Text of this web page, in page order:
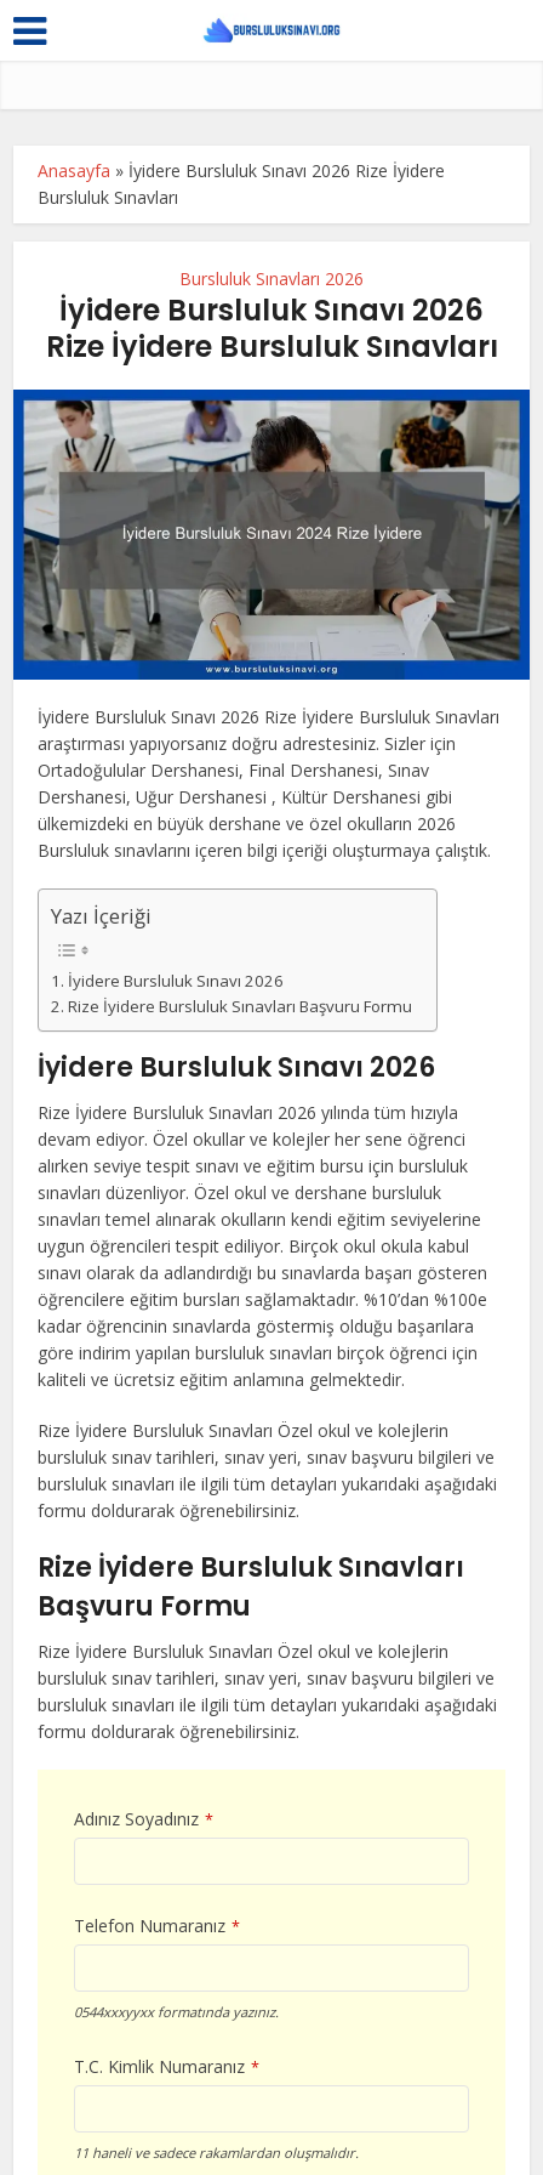
Anasayfa » İyidere Bursluluk Sınavı 2026 Rize İyidere
Bursluluk Sınavları
Bursluluk Sınavları 2026
İyidere Bursluluk Sınavı 2026
Rize İyidere Bursluluk Sınavları
İyidere Bursluluk Sınavı 2026 Rize İyidere Bursluluk Sınavları
araştırması yapıyorsanız doğru adrestesiniz. Sizler için
Ortadoğulular Dershanesi, Final Dershanesi, Sınav
Dershanesi, Uğur Dershanesi , Kültür Dershanesi gibi
ülkemizdeki en büyük dershane ve özel okulların 2026
Bursluluk sınavlarını içeren bilgi içeriği oluşturmaya çalıştık.
Yazı İçeriği
İyidere Bursluluk Sınavı 2026
Rize İyidere Bursluluk Sınavları Başvuru Formu
İyidere Bursluluk Sınavı 2026
Rize İyidere Bursluluk Sınavları 2026 yılında tüm hızıyla
devam ediyor. Özel okullar ve kolejler her sene öğrenci
alırken seviye tespit sınavı ve eğitim bursu için bursluluk
sınavları düzenliyor. Özel okul ve dershane bursluluk
sınavları temel alınarak okulların kendi eğitim seviyelerine
uygun öğrencileri tespit ediliyor. Birçok okul okula kabul
sınavı olarak da adlandırdığı bu sınavlarda başarı gösteren
öğrencilere eğitim bursları sağlamaktadır. %10’dan %100e
kadar öğrencinin sınavlarda göstermiş olduğu başarılara
göre indirim yapılan bursluluk sınavları birçok öğrenci için
kaliteli ve ücretsiz eğitim anlamına gelmektedir.
Rize İyidere Bursluluk Sınavları Özel okul ve kolejlerin
bursluluk sınav tarihleri, sınav yeri, sınav başvuru bilgileri ve
bursluluk sınavları ile ilgili tüm detayları yukarıdaki aşağıdaki
formu doldurarak öğrenebilirsiniz.
Rize İyidere Bursluluk Sınavları
Başvuru Formu
Rize İyidere Bursluluk Sınavları Özel okul ve kolejlerin
bursluluk sınav tarihleri, sınav yeri, sınav başvuru bilgileri ve
bursluluk sınavları ile ilgili tüm detayları yukarıdaki aşağıdaki
formu doldurarak öğrenebilirsiniz.
Adınız Soyadınız *
Telefon Numaranız *
0544xxxyyxx formatında yazınız.
T.C. Kimlik Numaranız *
11 haneli ve sadece rakamlardan oluşmalıdır.